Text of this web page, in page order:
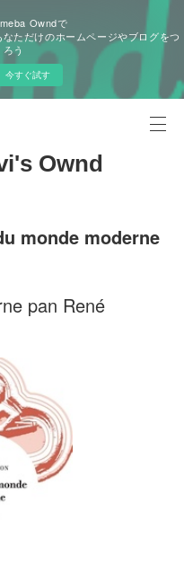
Owndで
なただけのホームページやブログをつ
ろう
今すぐ試す
Ownd
monde moderne
pan René